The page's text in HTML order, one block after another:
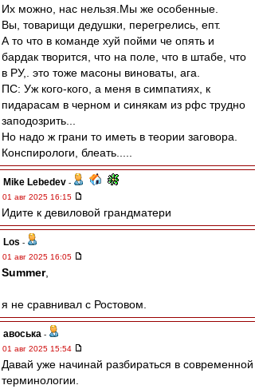
Их можно, нас нельзя.Мы же особенные.
Вы, товарищи дедушки, перегрелись, епт.
А то что в команде хуй пойми че опять и
бардак творится, что на поле, что в штабе, что
в РУ,. это тоже масоны виноваты, ага.
ПС: Уж кого-кого, а меня в симпатиях, к
пидарасам в черном и синякам из рфс трудно
заподозрить...
Но надо ж грани то иметь в теории заговора.
Конспирологи, блеать.....
Mike Lebedev -
01 авг 2025 16:15
Идите к девиловой грандматери
Los -
01 авг 2025 16:05
Summer,
я не сравнивал с Ростовом.
авоська -
01 авг 2025 15:54
Давай уже начинай разбираться в современной
терминологии.